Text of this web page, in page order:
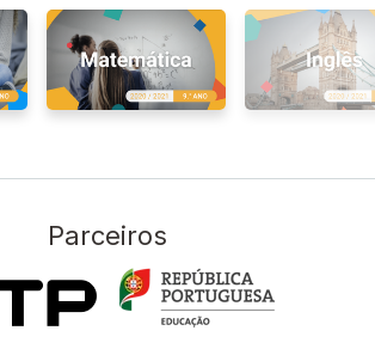
Parceiros